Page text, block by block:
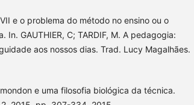
e o problema do método no ensino ou o
In. GAUTHIER, C; TARDIF, M. A pedagogia:
aos nossos dias. Trad. Lucy Magalhães.
e uma filosofia biológica da técnica.